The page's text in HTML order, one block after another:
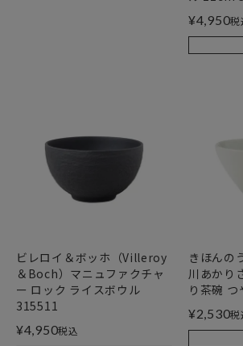
¥4,950税
ビレロイ＆ボッホ（Villeroy
＆Boch）マニュファクチャ
ー ロック ライスボウル
315511
¥4,950税込
きほんの
川あかり
り茶碗
¥2,530税